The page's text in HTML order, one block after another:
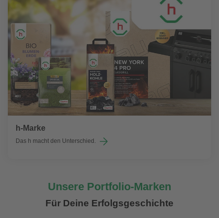
h-Marke
Das h macht den Unterschied.
Unsere Portfolio-Marken
Für Deine Erfolgsgeschichte